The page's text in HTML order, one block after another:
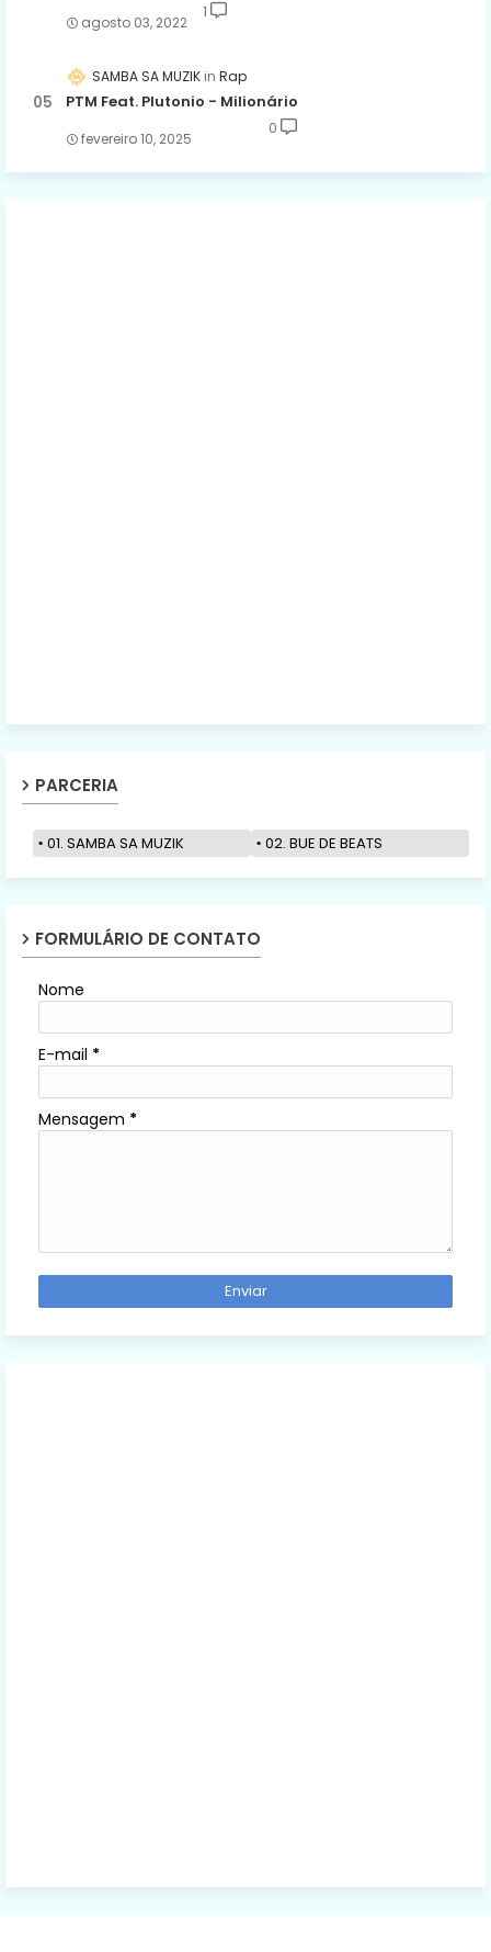
agosto 03, 2022
1
SAMBA SA MUZIK Rap
PTM Feat. Plutonio - Milionário
fevereiro 10, 2025
0
PARCERIA
01. SAMBA SA MUZIK 02. BUE DE BEATS
FORMULÁRIO DE CONTATO
Nome
E-mail *
Mensagem *